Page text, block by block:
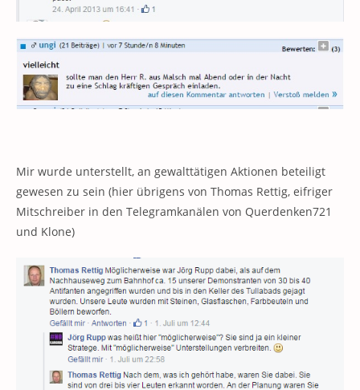
Mir wurde unterstellt, an gewalttätigen Aktionen beteiligt
gewesen zu sein (hier übrigens von Thomas Rettig, eifriger
Mitschreiber in den Telegramkanälen von Querdenken721
und Klone)